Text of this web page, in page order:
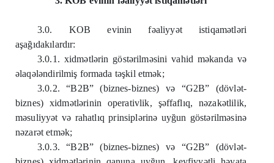
3.0. KOB evinin fəaliyyət istiqamətləri
aşağıdakılardır:
3.0.1. xidmətlərin göstərilməsini vahid məkanda və
əlaqələndirilmiş formada təşkil etmək;
3.0.2. “B2B” (biznes-biznes) və “G2B” (dövlət-
biznes) xidmətlərinin operativlik, şəffaflıq, nəzakətlilik,
məsuliyyət və rahatlıq prinsiplərinə uyğun göstərilməsinə
nəzarət etmək;
3.0.3. “B2B” (biznes-biznes) və “G2B” (dövlət-